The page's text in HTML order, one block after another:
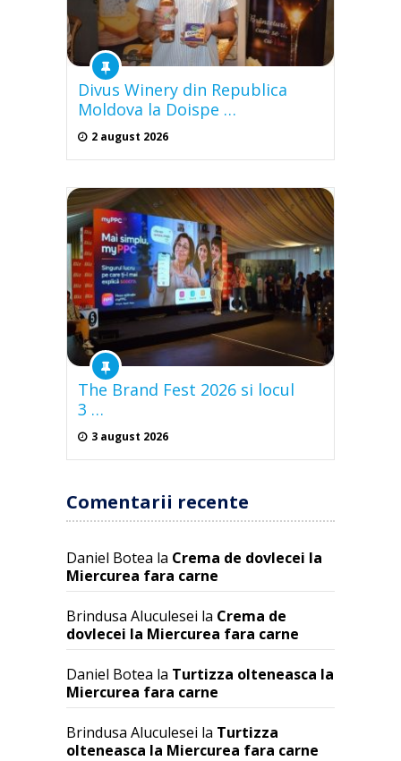
Divus Winery din Republica
Moldova la Doispe …
2 august 2026
The Brand Fest 2026 si locul
3 …
3 august 2026
Comentarii recente
Daniel Botea la Crema de dovlecei la
Miercurea fara carne
Brindusa Aluculesei la Crema de
dovlecei la Miercurea fara carne
Daniel Botea la Turtizza olteneasca la
Miercurea fara carne
Brindusa Aluculesei la Turtizza
olteneasca la Miercurea fara carne